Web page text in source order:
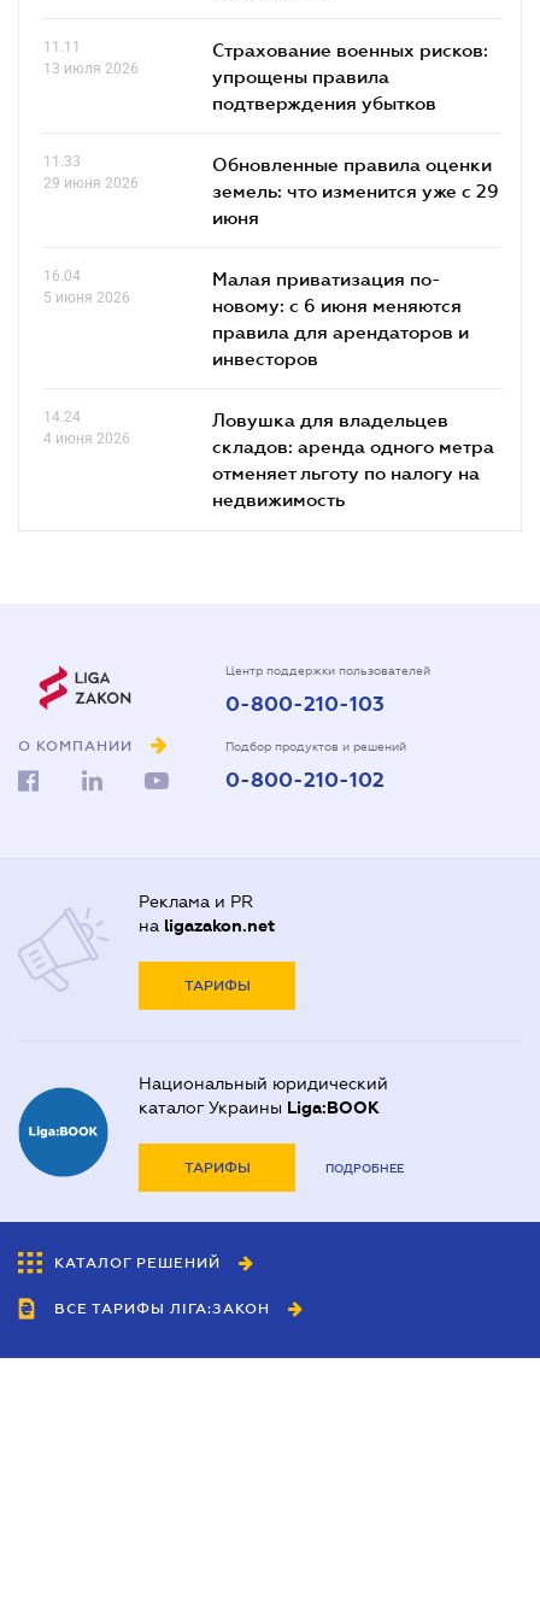
11.11
13 июля 2026
Страхование военных рисков:
упрощены правила
подтверждения убытков
11.33
29 июня 2026
Обновленные правила оценки
земель: что изменится уже с 29
июня
16.04
5 июня 2026
Малая приватизация по-
новому: с 6 июня меняются
правила для арендаторов и
инвесторов
14.24
4 июня 2026
Ловушка для владельцев
складов: аренда одного метра
отменяет льготу по налогу на
недвижимость
О КОМПАНИИ
Центр поддержки пользователей
0-800-210-103
Подбор продуктов и решений
0-800-210-102
Реклама и PR
на ligazakon.net
ТАРИФЫ
Национальный юридический
каталог Украины Liga:BOOK
ТАРИФЫ ПОДРОБНЕЕ
КАТАЛОГ РЕШЕНИЙ
ВСЕ ТАРИФЫ ЛІГА:ЗАКОН